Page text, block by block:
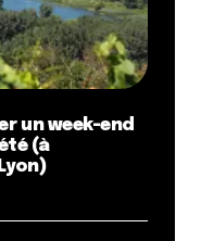
un week-end
(à